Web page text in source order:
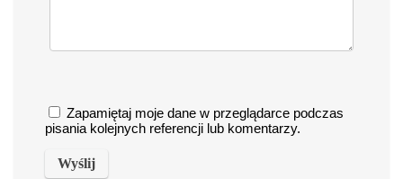
Zapamiętaj moje dane w przeglądarce podczas
pisania kolejnych referencji lub komentarzy.